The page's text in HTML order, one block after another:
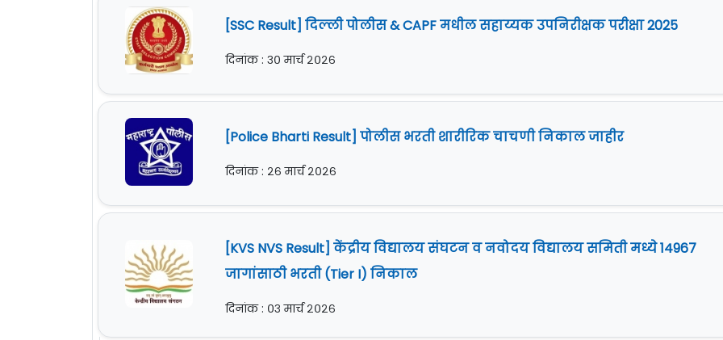
[SSC Result] दिल्ली पोलीस & CAPF मधील सहाय्यक उपनिरीक्षक परीक्षा 2025
दिनांक : ३० मार्च २०२६
[Police Bharti Result] पोलीस भरती शारीरिक चाचणी निकाल जाहीर
दिनांक : २६ मार्च २०२६
[KVS NVS Result] केंद्रीय विद्यालय संघटन व नवोदय विद्यालय समिती मध्ये 14967
जागांसाठी भरती (Tier I) निकाल
दिनांक : ०३ मार्च २०२६